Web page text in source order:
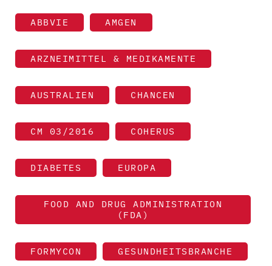
ABBVIE AMGEN
ARZNEIMITTEL & MEDIKAMENTE
AUSTRALIEN CHANCEN
CM 03/2016 COHERUS
DIABETES EUROPA
FOOD AND DRUG ADMINISTRATION
(FDA)
FORMYCON GESUNDHEITSBRANCHE